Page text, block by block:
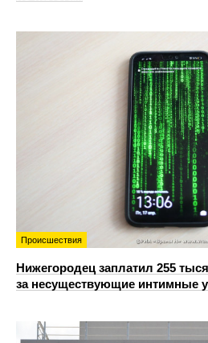
Происшествия
Нижегородец заплатил 255
за несуществующие интимные